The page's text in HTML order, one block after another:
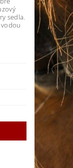
sedla.